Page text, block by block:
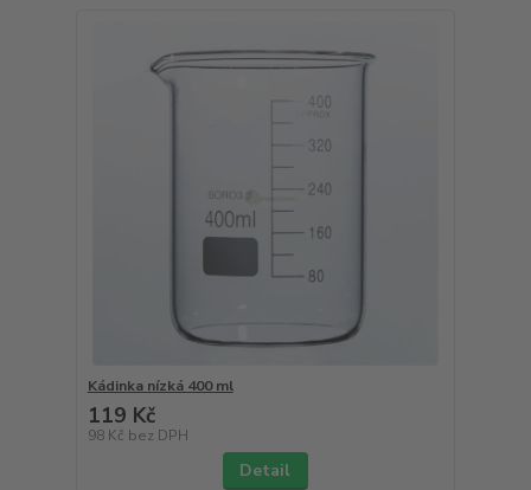
Kádinka nízká 400 ml
119 Kč
98 Kč bez DPH
Detail